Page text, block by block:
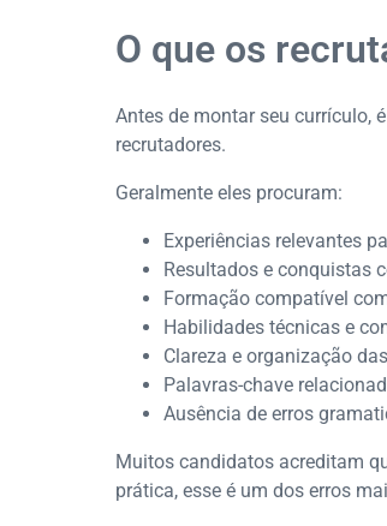
O que os
Antes de montar seu currículo,
recrutadores.
Geralmente eles procuram:
Experiências relevantes
Resultados e conquistas
Formação compatível
Habilidades técnicas e
Clareza e organização
Palavras-chave
Ausência de erros
Muitos candidatos acreditam
prática, esse é um dos erros